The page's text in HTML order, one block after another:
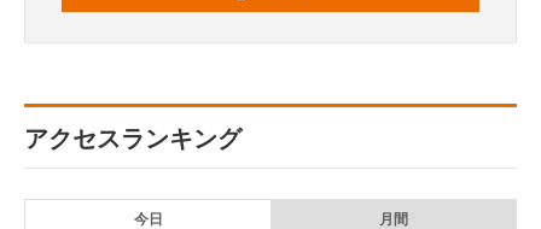
アクセスランキング
今日 月間